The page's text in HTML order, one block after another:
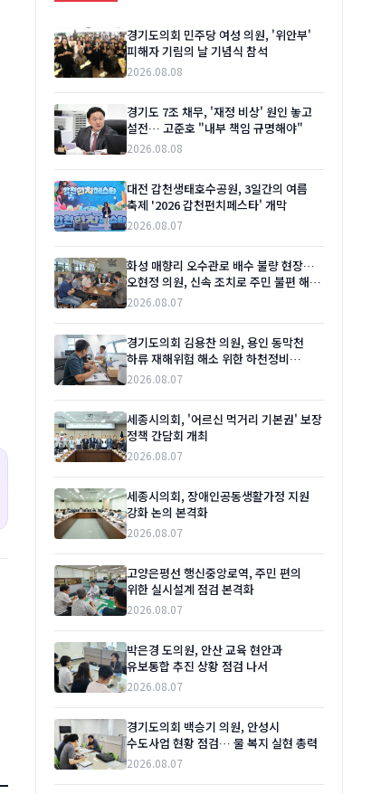
경기도의회 민주당 여성 의원, '위안부'
피해자 기림의 날 기념식 참석
2026.08.08
경기도 7조 채무, '재정 비상' 원인 놓고
설전… 고준호 "내부 책임 규명해야"
2026.08.08
대전 갑천생태호수공원, 3일간의 여름
축제 '2026 갑천펀치페스타' 개막
2026.08.07
화성 매향리 오수관로 배수 불량 현장…
오현정 의원, 신속 조치로 주민 불편 해소
촉구
2026.08.07
경기도의회 김용찬 의원, 용인 동막천
하류 재해위험 해소 위한 하천정비
본격화 촉구
2026.08.07
세종시의회, '어르신 먹거리 기본권' 보장
정책 간담회 개최
2026.08.07
세종시의회, 장애인공동생활가정 지원
강화 논의 본격화
2026.08.07
고양은평선 행신중앙로역, 주민 편의
위한 실시설계 점검 본격화
2026.08.07
박은경 도의원, 안산 교육 현안과
유보통합 추진 상황 점검 나서
2026.08.07
경기도의회 백승기 의원, 안성시
수도사업 현황 점검… 물 복지 실현 총력
2026.08.07